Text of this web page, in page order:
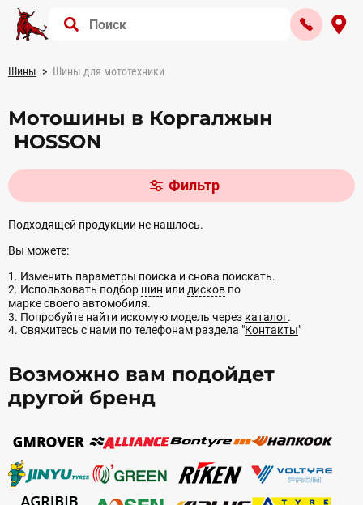
Шины Шины для мототехники
Мотошины в Коргалжын
HOSSON
Фильтр
Подходящей продукции не нашлось.
Вы можете:
1. Изменить параметры поиска и снова поискать.
2. Использовать подбор шин или дисков по
марке своего автомобиля.
3. Попробуйте найти искомую модель через каталог.
4. Свяжитесь с нами по телефонам раздела "Контакты"
Возможно вам подойдет
другой бренд